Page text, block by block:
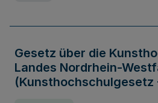
Gesetz über die
Landes Nordrhein-
(Kunsthochschulgesetz